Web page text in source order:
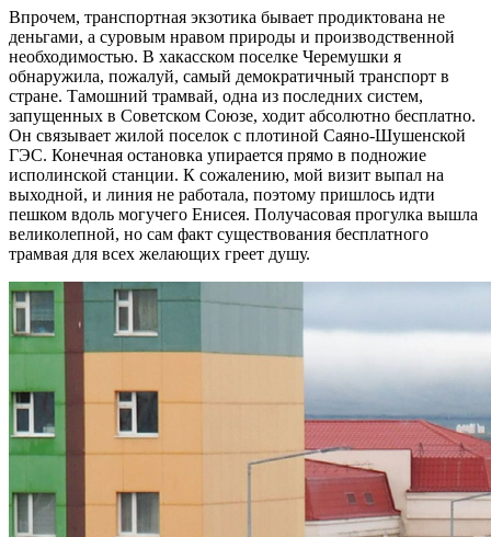
Впрочем, транспортная экзотика бывает продиктована не
деньгами, а суровым нравом природы и производственной
необходимостью. В хакасском поселке Черемушки я
обнаружила, пожалуй, самый демократичный транспорт в
стране. Тамошний трамвай, одна из последних систем,
запущенных в Советском Союзе, ходит абсолютно бесплатно.
Он связывает жилой поселок с плотиной Саяно-Шушенской
ГЭС. Конечная остановка упирается прямо в подножие
исполинской станции. К сожалению, мой визит выпал на
выходной, и линия не работала, поэтому пришлось идти
пешком вдоль могучего Енисея. Получасовая прогулка вышла
великолепной, но сам факт существования бесплатного
трамвая для всех желающих греет душу.